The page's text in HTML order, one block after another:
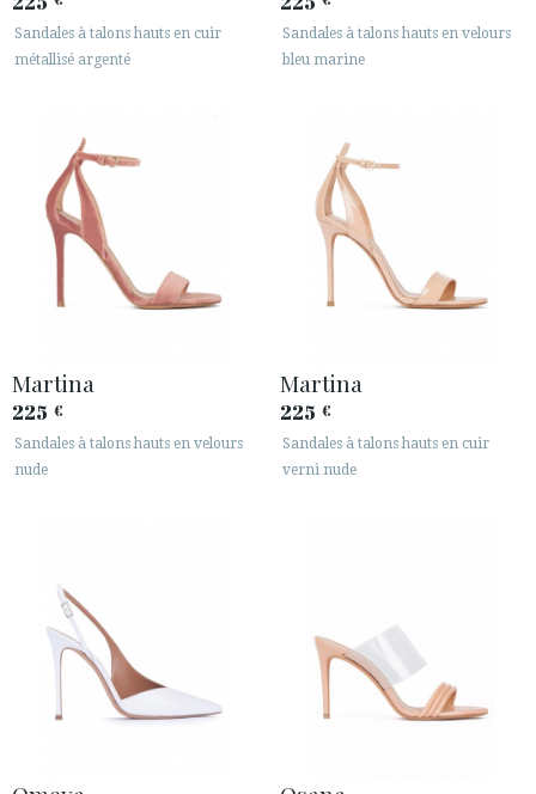
Sandales à talons hauts en cuir
métallisé argenté
Sandales à talons hauts en velours
bleu marine
Martina
225 €
Sandales à talons hauts en velours
nude
Martina
225 €
Sandales à talons hauts en cuir
verni nude